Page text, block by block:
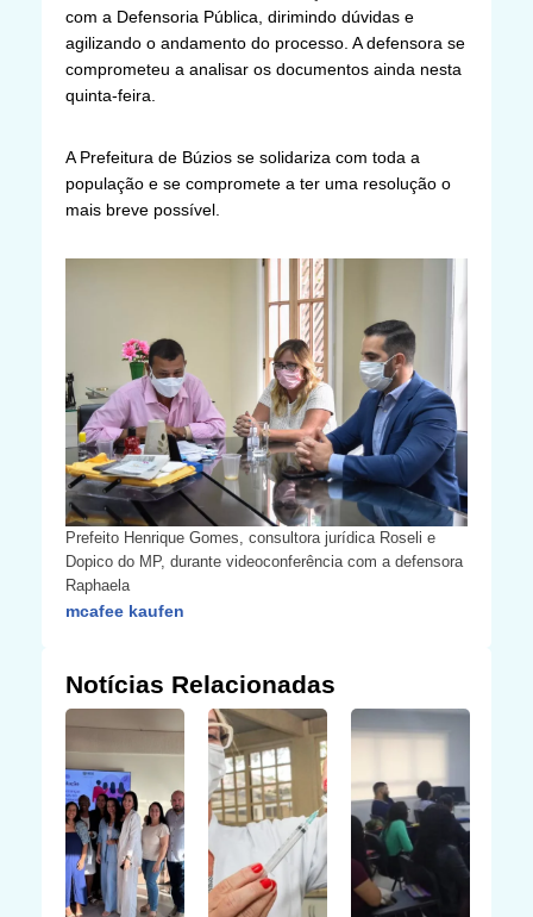
com a Defensoria Pública, dirimindo dúvidas e
agilizando o andamento do processo. A defensora se
comprometeu a analisar os documentos ainda nesta
quinta-feira.
A Prefeitura de Búzios se solidariza com toda a
população e se compromete a ter uma resolução o
mais breve possível.
Prefeito Henrique Gomes, consultora jurídica Roseli e
Dopico do MP, durante videoconferência com a defensora
Raphaela
mcafee kaufen
Notícias Relacionadas